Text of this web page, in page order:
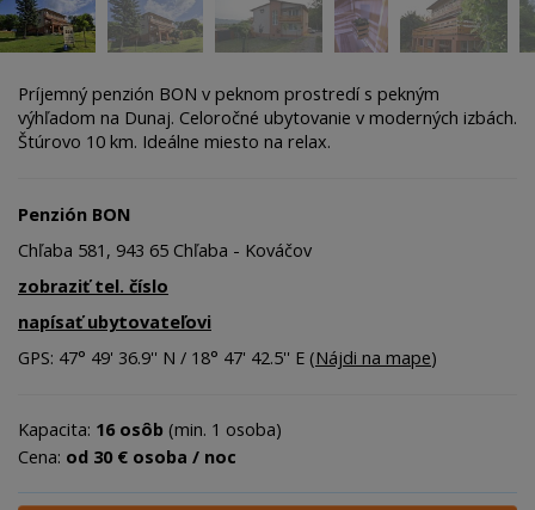
Príjemný penzión BON v peknom prostredí s pekným
výhľadom na Dunaj. Celoročné ubytovanie v moderných izbách.
Štúrovo 10 km. Ideálne miesto na relax.
Penzión BON
Chľaba 581, 943 65 Chľaba - Kováčov
zobraziť tel. číslo
napísať ubytovateľovi
GPS: 47° 49' 36.9'' N / 18° 47' 42.5'' E (Nájdi na mape)
Kapacita: 16 osôb (min. 1 osoba)
Cena: od 30 € osoba / noc